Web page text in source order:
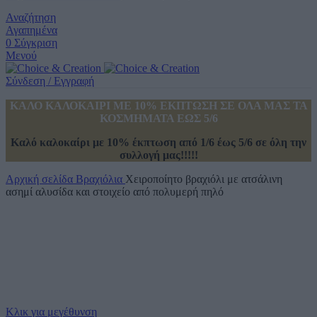
Αναζήτηση
Αγαπημένα
0 Σύγκριση
Μενού
Σύνδεση / Εγγραφή
ΚΑΛΟ ΚΑΛΟΚΑΙΡΙ ΜΕ 10% ΕΚΠΤΩΣΗ ΣΕ ΟΛΑ ΜΑΣ ΤΑ
ΚΟΣΜΗΜΑΤΑ ΕΩΣ 5/6
Καλό καλοκαίρι με 10% έκπτωση από 1/6 έως 5/6 σε όλη την
συλλογή μας!!!!!
Αρχική σελίδα Βραχιόλια Χειροποίητο βραχιόλι με ατσάλινη
ασημί αλυσίδα και στοιχείο από πολυμερή πηλό
Κλικ για μεγέθυνση